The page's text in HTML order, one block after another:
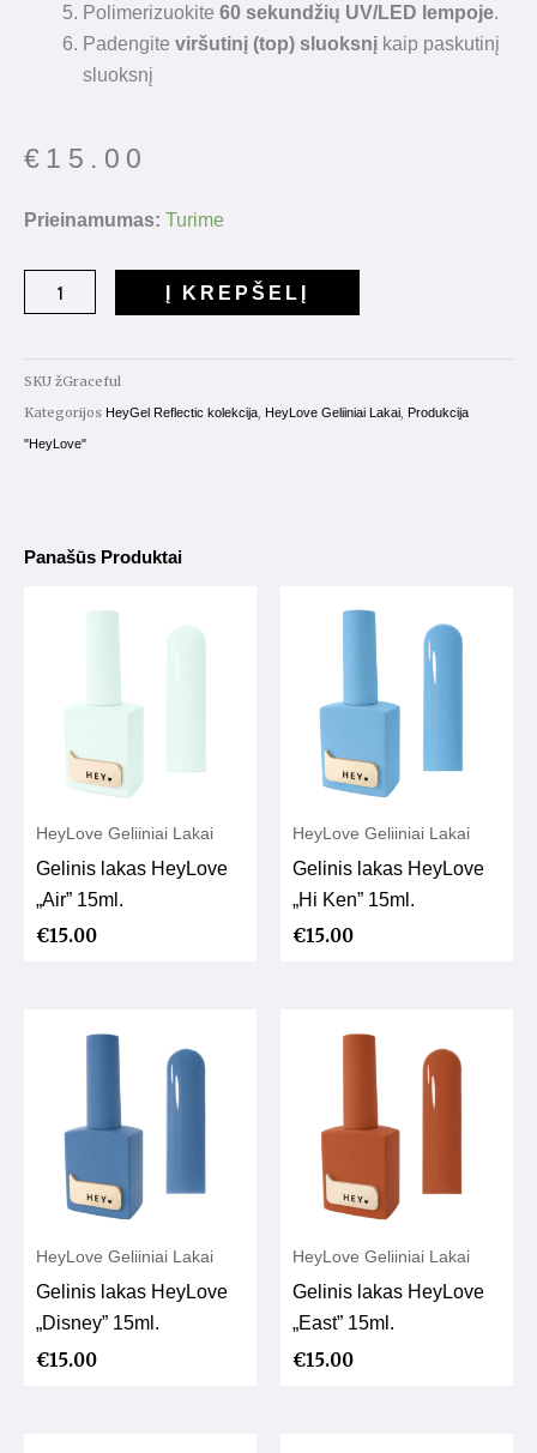
Polimerizuokite60 sekundžių UV/LED lempoje.
Padengiteviršutinį (top) sluoksnį kaip paskutinį
sluoksnį
€ 15.00
Prieinamumas: Turime
produkto
Gelinis
"Graceful"
15ml.
Į KREPŠELĮ
SKU žGraceful
Kategorijos HeyGel Reflectic kolekcija, HeyLove Geliiniai Lakai, Produkcija
"HeyLove"
Panašūs Produktai
HeyLove Geliiniai Lakai
Gelinis lakas HeyLove
„Air” 15ml.
€15.00
HeyLove Geliiniai Lakai
Gelinis lakas HeyLove
„Hi Ken” 15ml.
€15.00
HeyLove Geliiniai Lakai
Gelinis lakas HeyLove
„Disney” 15ml.
€15.00
HeyLove Geliiniai Lakai
Gelinis lakas HeyLove
„East” 15ml.
€15.00